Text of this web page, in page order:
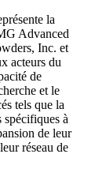
la
Advanced
Inc. et
acteurs du
de
et le
tels que la
à
de leur
réseau de